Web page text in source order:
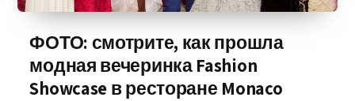
ФОТО: смотрите, как прошла
модная вечеринка Fashion
Showcase в ресторане Monaco